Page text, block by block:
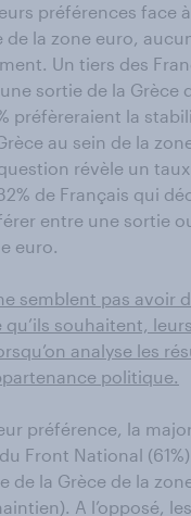
préférences face
de la zone euro,
Un tiers des
sortie de la Grèce
préfèreraient la
au sein de la
révèle un
de Français qui
entre une sortie
euro.
semblent pas avoir
souhaitent,
analyse les
politique.
préférence, la
Front National
de la Grèce de la
A l’opposé, les